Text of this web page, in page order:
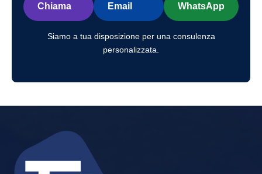
Chiama Email WhatsApp
Siamo a tua disposizione per una consulenza
personalizzata.